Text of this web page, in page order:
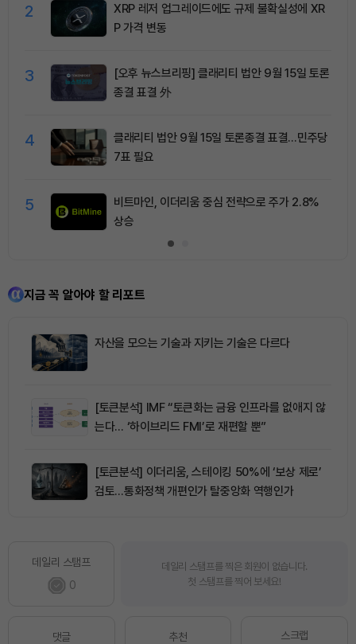
2
XRP 레저 업그레이드에도 규제 불확실성에 XR
P 가격 변동
3
[오후 뉴스브리핑] 클래리티 법안 9월 15일 토론
종결 표결 外
4
클래리티 법안 9월 15일 토론종결 표결…민주당
7표 필요
5
비트마인, 이더리움 중심 전략으로 주가 2.8%
상승
지금 꼭 알아야 할 리포트
자산을 모으는 기술과 지키는 기술은 다르다
[토큰분석] IMF “토큰화는 금융 인프라를 없애지 않
는다… ‘하이브리드 FMI’로 재편할 뿐”
[토큰분석] 이더리움, 스테이킹 50%에 ‘보상 제로’
검토…통화정책 개편인가 탈중앙화 역행인가
데일리 스탬프
0
데일리 스탬프를 찍은 회원이 없습니다.
첫 스탬프를 찍어 보세요!
댓글
추천
스크랩